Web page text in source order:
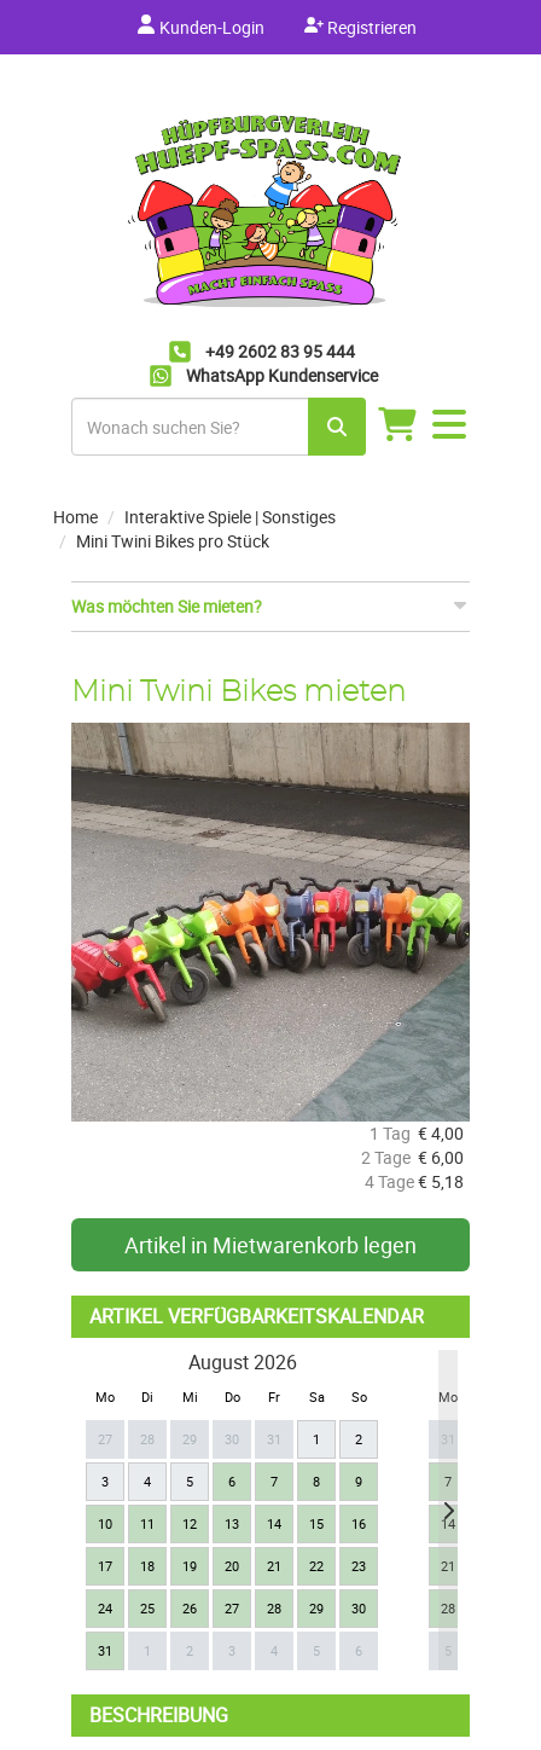
Kunden-Login Registrieren
+49 2602 83 95 444
WhatsApp Kundenservice
Navigation
umschalten
Home
Interaktive Spiele | Sonstiges
Mini Twini Bikes pro Stück
Was möchten Sie mieten?
Mini Twini Bikes mieten
1 Tag €4,00
2 Tage € 6,00
4 Tage€ 5,18
Artikel in Mietwarenkorb legen
ARTIKEL VERFÜGBARKEITSKALENDAR
August 2026
Mo Di Mi Do Fr Sa So
27 28 29 30 31 1 2
3 4 5 6 7 8 9
10 11 12 13 14 15 16
17 18 19 20 21 22 23
24 25 26 27 28 29 30
31 1 2 3 4 5 6
Mo
31
7
14
21
28
5
Next
BESCHREIBUNG